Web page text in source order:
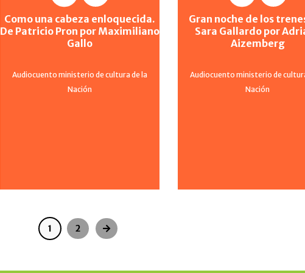
Como una cabeza enloquecida.
De Patricio Pron por Maximiliano
Gallo
Audiocuento ministerio de cultura de la
Nación
Gran noche de los
Sara Gallardo por
Aizemberg
Audiocuento ministerio de
Nación
1 2